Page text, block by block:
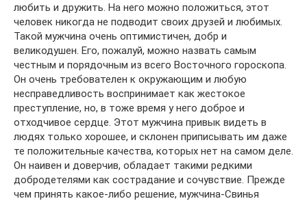
любить и дружить. На него можно положиться, этот
человек никогда не подводит своих друзей и любимых.
Такой мужчина очень оптимистичен, добр и
великодушен. Его, пожалуй, можно назвать самым
честным и порядочным из всего Восточного гороскопа.
Он очень требователен к окружающим и любую
несправедливость воспринимает как жестокое
преступление, но, в тоже время у него доброе и
отходчивое сердце. Этот мужчина привык видеть в
людях только хорошее, и склонен приписывать им даже
те положительные качества, которых нет на самом деле.
Он наивен и доверчив, обладает такими редкими
добродетелями как сострадание и сочувствие. Прежде
чем принять какое-либо решение, мужчина-Свинья